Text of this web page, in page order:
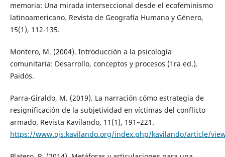
memoria: Una mirada interseccional desde el ecofeminismo
latinoamericano. Revista de Geografía Humana y Género,
15(1), 112-135.
Montero, M. (2004). Introducción a la psicología
comunitaria: Desarrollo, conceptos y procesos (1ra ed.).
Paidós.
Parra-Giraldo, M. (2019). La narración cómo estrategia de
resignificación de la subjetividad en víctimas del conflicto
armado. Revista Kavilando, 11(1), 191–221.
https://www.ojs.kavilando.org/index.php/kavilando/article/